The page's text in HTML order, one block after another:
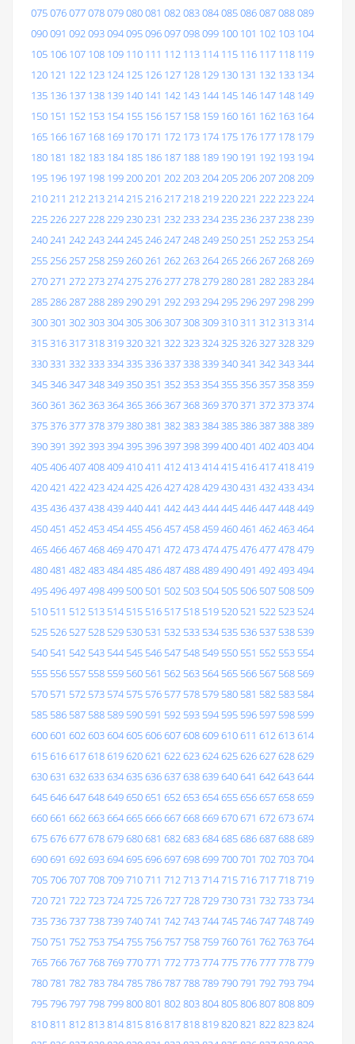
075076077078079080081 082083084085086087088089
090091 092093094095096097098099 100 101 102 103 104
105 106 107 108 109 110 111 112 113 114 115 116 117 118 119
120 121 122 123 124 125 126 127 128 129 130 131 132 133 134
135 136 137 138 139 140 141 142 143 144 145 146 147 148 149
150 151 152 153 154 155 156 157 158 159 160 161 162 163 164
165 166 167 168 169 170 171 172 173 174 175 176 177 178 179
180 181 182 183 184 185 186 187 188 189 190 191 192 193 194
195 196 197 198 199200201 202203204205206207208209
210211 212213214215216217218219220221 222223224
225226227228229230231 232233234235236237238239
240241 242243244245246247248249250251 252253254
255256257258259260261 262263264265266267268269
270271 272273274275276277278279280281 282283284
285286287288289290291 292293294295296297298299
300301 302303304305306307308309310311 312313314
315316317318319320321 322323324325326327328329
330331 332333334335336337338339340341 342343344
345346347348349350351 352353354355356357358359
360361 362363364365366367368369370371 372373374
375376377378379380381 382383384385386387388389
390391 392393394395396397398399400401 402403404
405406407408409410411 412413414415416417418419
420421 422423424425426427428429430431 432433434
435436437438439440441 442443444445446447448449
450451 452453454455456457458459460461 462463464
465466467468469470471 472473474475476477478479
480481 482483484485486487488489490491 492493494
495496497498499 500 501 502 503 504 505 506 507 508 509
510 511 512 513 514 515 516 517 518 519 520 521 522 523 524
525 526 527 528 529 530 531 532 533 534 535 536 537 538 539
540 541 542 543 544 545 546 547 548 549 550 551 552 553 554
555 556 557 558 559 560 561 562 563 564 565 566 567 568 569
570 571 572 573 574 575 576 577 578 579 580 581 582 583 584
585 586 587 588 589 590 591 592 593 594 595 596 597 598 599
600601 602603604605606607608609610611 612613614
615616617618619620621 622623624625626627628629
630631 632633634635636637638639640641 642643644
645646647648649650651 652653654655656657658659
660661 662663664665666667668669670671 672673674
675676677678679680681 682683684685686687688689
690691 692693694695696697698699700701 702703704
705706707708709710711 712713714715716717718719
720721 722723724725726727728729730731 732733734
735736737738739740741 742743744745746747748749
750751 752753754755756757758759760761 762763764
765766767768769770771 772773774775776777778779
780781 782783784785786787788789790791 792793794
795796797798799800801 802803804805806807808809
810811 812813814815816817818819820821 822823824